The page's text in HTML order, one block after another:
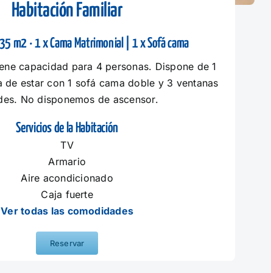
Habitación Familiar
m2 · 1 x Cama Matrimonial | 1 x Sofá cama
capacidad para 4 personas. Dispone de 1
de estar con 1 sofá cama doble y 3 ventanas
No disponemos de ascensor.
Servicios de la Habitación
TV
Armario
Aire acondicionado
Caja fuerte
Ver todas las comodidades
Reservar